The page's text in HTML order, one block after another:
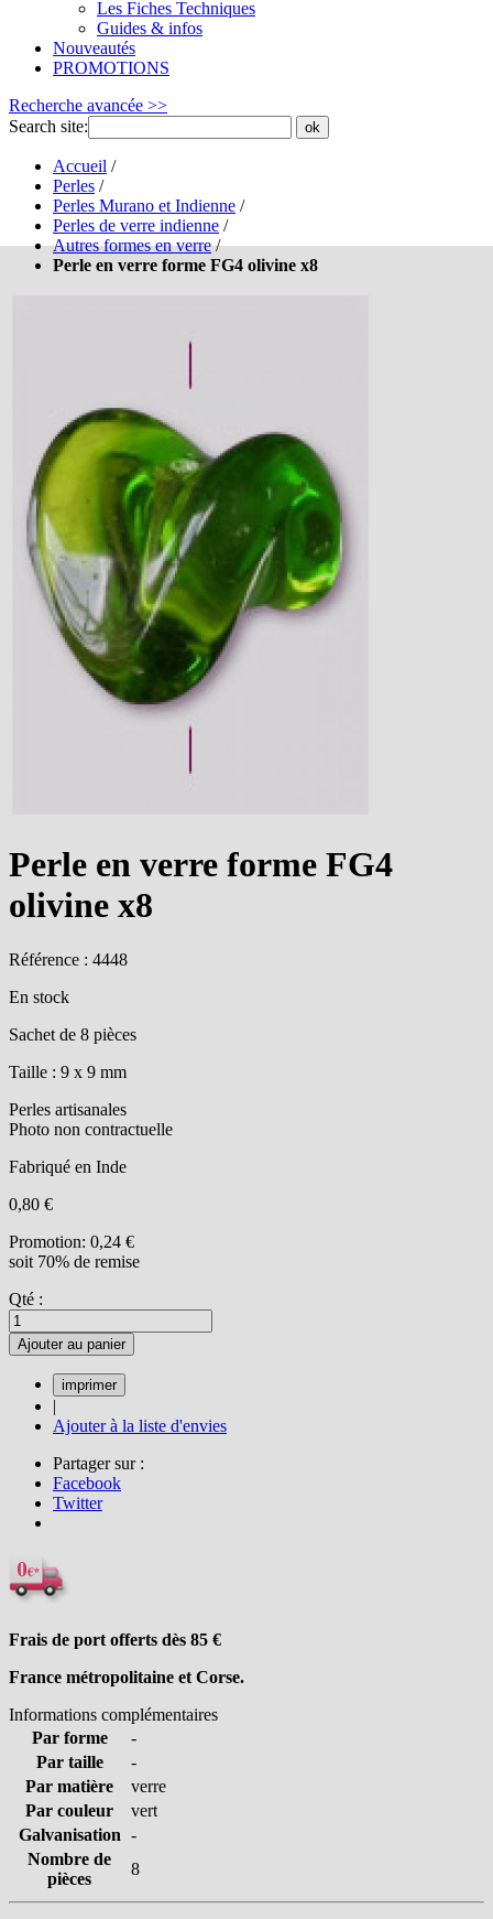
Les Fiches Techniques
Guides & infos
Nouveautés
PROMOTIONS
Recherche avancée >>
Search site:
ok
Accueil /
Perles /
Perles Murano et Indienne /
Perles de verre indienne /
Autres formes en verre /
Perle en verre forme FG4 olivine x8
Perle en verre forme FG4
olivine x8
Référence : 4448
En stock
Sachet de 8 pièces
Taille : 9 x 9 mm
Perles artisanales
Photo non contractuelle
Fabriqué en Inde
0,80 €
Promotion: 0,24 €
soit 70% de remise
Qté :
Ajouter au panier
|
Ajouter à la liste d'envies
Partager sur :
Facebook
Twitter
Frais de port offerts dès 85 €
France métropolitaine et Corse.
Informations complémentaires
Par forme
-
Par taille
-
Par matière
verre
Par couleur
vert
Galvanisation -
Nombre de
pièces
8